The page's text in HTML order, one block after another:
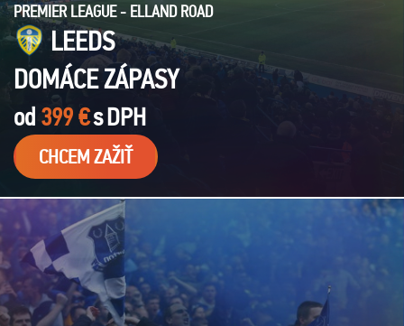
PREMIER LEAGUE - ELLAND ROAD
LEEDS
DOMÁCE ZÁPASY
od 399 €sDPH
CHCEM ZAŽIŤ